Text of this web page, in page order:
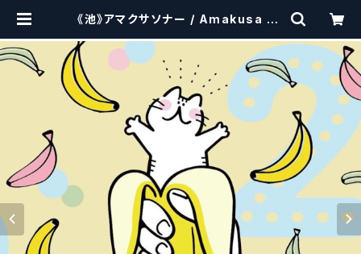
《池》アマクサソナー / Amakusa so
フトビールシザーズ】 | craftbeers
cissors